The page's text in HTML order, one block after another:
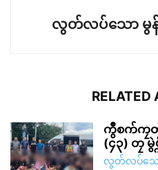
လွတ်လပ်သော မွန်
RELATED
ကွဳစက်ကၠတ်
(၄၃) တၠ
လွတ်လပ်သေ